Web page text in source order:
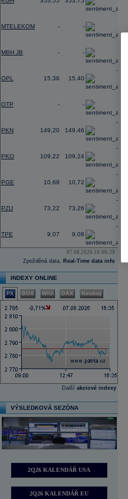
MTELEKOM - -
MBH JB - -
OPL 15,36 15,40
-0,36
OTP - -
PKN 149,20 149,46
-2,38
PKO 109,22 109,24
-0,60
PGE 10,69 10,72
-0,46
PZU 73,22 73,26
-0,22
TPE 9,07 9,08
-1,56
07.08.2026 18:00:29
Zpožděná data, Real-Time data info
INDEXY ONLINE
PX BUX WIG DAX Nasdaq
Další akciové indexy
VÝSLEDKOVÁ SEZÓNA
2Q26 KALENDÁŘ USA
2Q26 KALENDÁŘ EU